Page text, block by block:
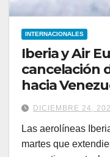
INTERNACIONALES
Iberia y Air
cancelación
hacia
DICIEMBRE 24,
Las aerolíneas
martes que